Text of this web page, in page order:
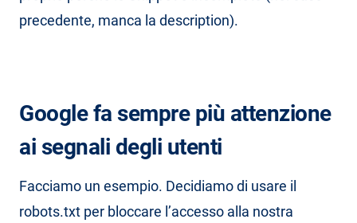
precedente, manca la description).
Google fa sempre più attenzione
ai segnali degli utenti
Facciamo un esempio. Decidiamo di usare il
robots.txt per bloccare l’accesso alla nostra